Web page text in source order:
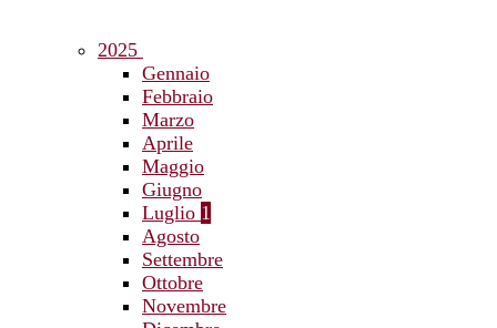
2025
Gennaio
Febbraio
Marzo
Aprile
Maggio
Giugno
Luglio 1
Agosto
Settembre
Ottobre
Novembre